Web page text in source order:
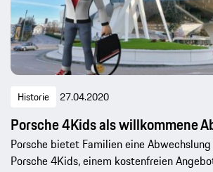
Historie 27.04.2020
Porsche 4Kids als willkommene
Porsche bietet Familien eine
Porsche 4Kids, einem kostenfreien